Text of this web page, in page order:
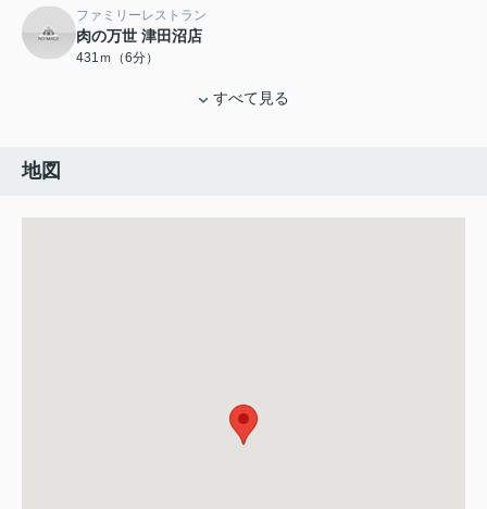
ファミリーレストラン
肉の万世 津田沼店
431ｍ（6分）
すべて見る
地図